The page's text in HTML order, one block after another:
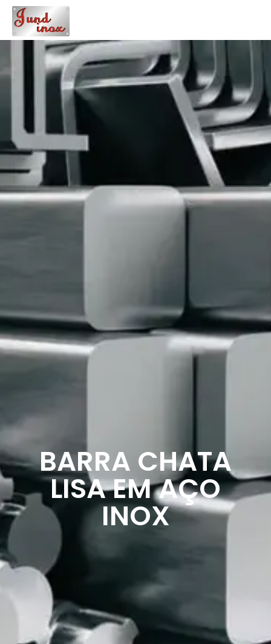
BARRA CHATA
LISA EM AÇO
INOX